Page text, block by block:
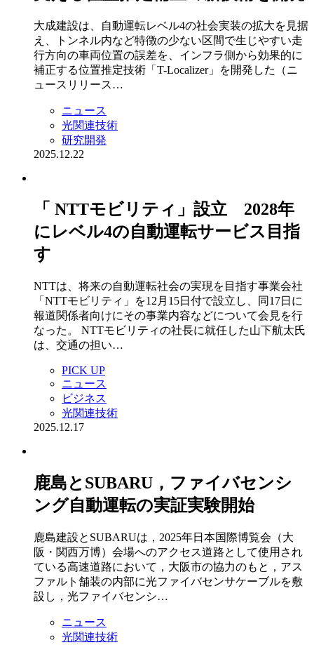
大成建設は、自動運転レベル4の社会実装の拡大を見据
え、トンネル内など特徴の少ない区間で生じやすい走
行方向の車両位置の誤差を、インフラ側から効果的に
補正する位置推定技術「T-Localizer」を開発した（ニ
ュースリリース…
ニュース
光関連技術
研究開発
2025.12.22
「 NTTモビリティ」設立 2028年
にレベル4の自動運転サービス目指
す
NTTは、将来の自動運転社会の実現を目指す事業会社
「NTTモビリティ」を12月15日付で設立し、同17日に
報道関係者向けにその事業内容などについて会見を行
なった。 NTTモビリティの社長に就任した山下航太氏
は、交通の担い…
PICK UP
ニュース
ビジネス
光関連技術
2025.12.17
鹿島とSUBARU，ファイバセンシ
ング自動運転の実証実験開始
鹿島建設とSUBARUは，2025年日本国際博覧会（大
阪・関西万博）会場へのアクセス道路として使用され
ている高速道路において，大阪市の協力のもと，アス
ファルト舗装の内部に光ファイバセンサケーブルを敷
設し，光ファイバセンシ…
ニュース
光関連技術